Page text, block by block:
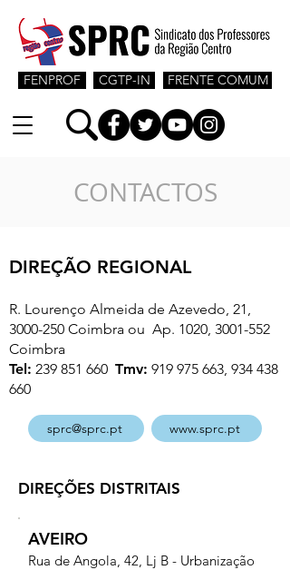
CGTP-IN
FENPROF FRENTE COMUM
CONTACTOS
DIREÇÃO REGIONAL
R. Lourenço Almeida de Azevedo, 21,
3000-250 Coimbra ou Ap. 1020, 3001-552
Coimbra
Tel: 239 851 660 Tmv: 919 975 663, 934 438
660
sprc@sprc.pt www.sprc.pt
DIREÇÕES DISTRITAIS
AVEIRO
Rua de Angola, 42, Lj B - Urbanização